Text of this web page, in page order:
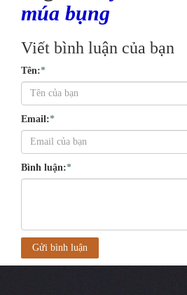
múa bụng
Viết bình luận của bạn
Tên:*
Email:*
Bình luận:*
Gửi bình luận